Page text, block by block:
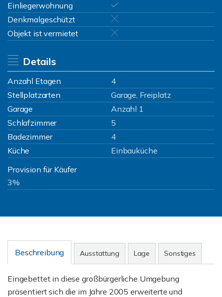
Einliegerwohnung
Denkmalgeschützt
Objekt ist vermietet
Details
Anzahl Etagen
4
Stellplatzarten
Garage, Freiplatz
Garage
Anzahl 1
Schlafzimmer
5
Badezimmer
4
Küche
Einbauküche
Provision für Käufer
3%
Beschreibung Ausstattung Lage Sonstiges
Eingebettet in diese großbürgerliche Umgebung
präsentiert sich die im Jahre 2005 erweiterte und